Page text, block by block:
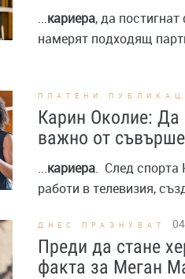
...кариера, да
намерят подходящ
ПЛАТЕНИ
Карин Околие: Да
важно от
...кариера. След спорта
работи в телевизия,
ДНЕС ПРАЗНУВАТ
Преди да стане
факта за Меган